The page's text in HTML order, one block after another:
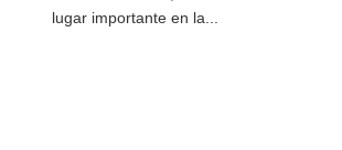
lugar importante en la...